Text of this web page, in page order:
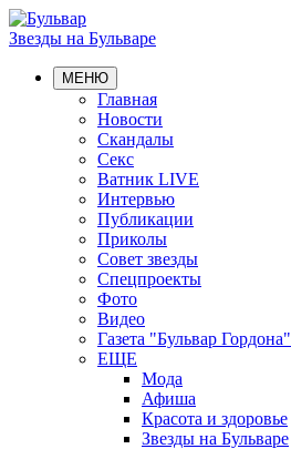
Звезды на Бульваре
МЕНЮ
Главная
Новости
Скандалы
Секс
Ватник LIVE
Интервью
Публикации
Приколы
Совет звезды
Спецпроекты
Фото
Видео
Газета "Бульвар Гордона"
ЕЩЕ
Мода
Афиша
Красота и здоровье
Звезды на Бульваре